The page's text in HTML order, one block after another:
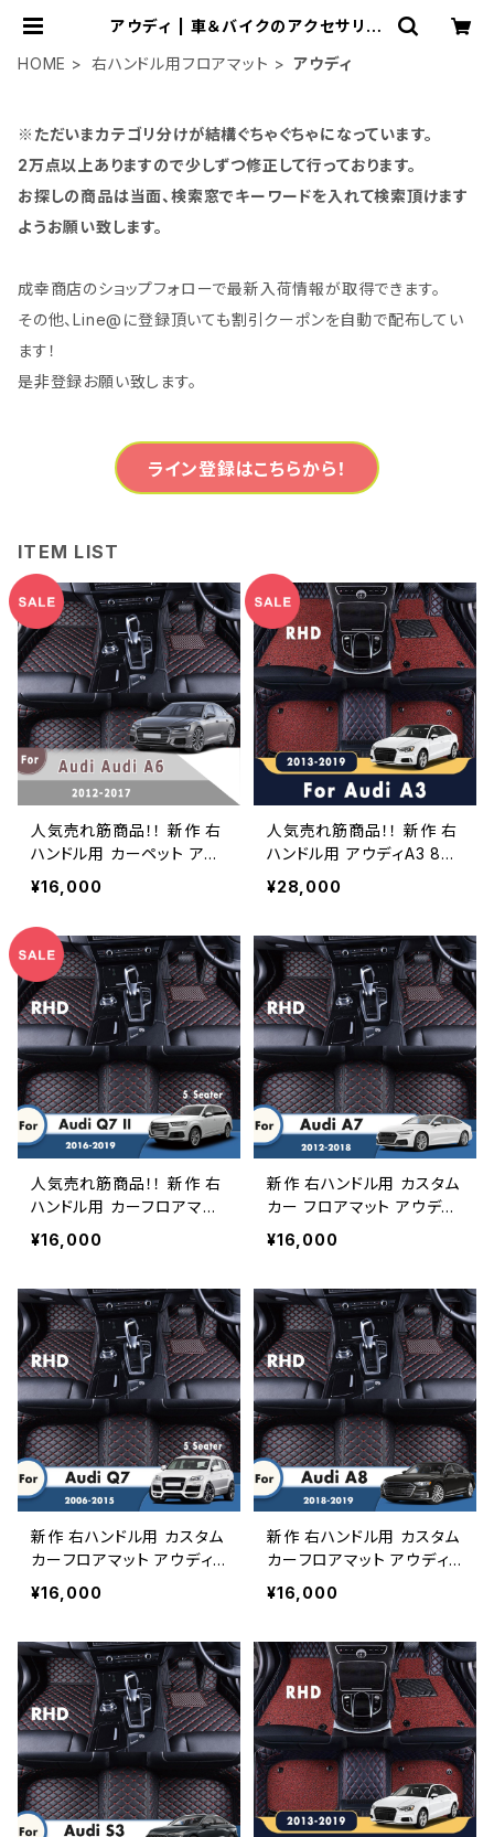
アウディ | 車＆バイクのアクセサリー
幸商店」
HOME 右ハンドル用フロアマット アウディ
※ただいまカテゴリ分けが結構ぐちゃぐちゃになっています。
2万点以上ありますので少しずつ修正して行っております。
お探しの商品は当面、検索窓でキーワードを入れて検索頂けます
ようお願い致します。
成幸商店のショップフォローで最新入荷情報が取得できます。
その他、Line@に登録頂いても割引クーポンを自動で配布してい
ます！
是非登録お願い致します。
ライン登録はこちらから！
ITEM LIST
人気売れ筋商品！！ 新作 右
ハンドル用 カーペット アウ
ディA6 2017 2016 2015 2
014 2013 2012 カーフロア
マットオートアクセサリー室
内装飾フロアライナー
¥16,000
人気売れ筋商品！！ 新作 右
ハンドル用 アウディA3 8V
セダン 2019 2018 2017 2
016 2015 2014 2013 カー
ダブルレイヤーワイヤールー
プレザーカーペットカスタム
¥28,000
人気売れ筋商品！！ 新作 右
ハンドル用 カーフロアマッ
ト アウディQ7II 2019 2018
2017 2016 5シーターカー
動車部品アクセサリーイン
テリア
¥16,000
新作 右ハンドル用 カスタム
カー フロアマット アウディ
A7 2018 2017 2016 2015
2014 2013 2012 カーアク
トカースタイリングカバーラ
グ
¥16,000
新作 右ハンドル用 カスタム
カーフロアマット アウディQ
7 2015 2014 2013 2012 2
011 2010 2009 2008 20
ットカーアクセサリーインテ
リア
¥16,000
新作 右ハンドル用 カスタム
カーフロアマット アウディA
8 2019 2018 カーアクセサ
リーインテリアデコレーショ
ーペットタピスカバー
¥16,000